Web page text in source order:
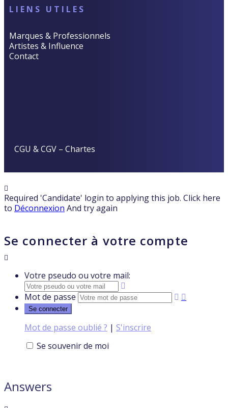
LIENS UTILES
Marques & Professionnels
Artistes & Influence
Contact
CGU & CGV – Chartes
Required 'Candidate' login to applying this job. Click here
to Déconnexion And try again
Se connecter à votre compte
Votre pseudo ou votre mail:
Mot de passe
Mot de passe oublié ? | S'inscrire
Se souvenir de moi
Answers